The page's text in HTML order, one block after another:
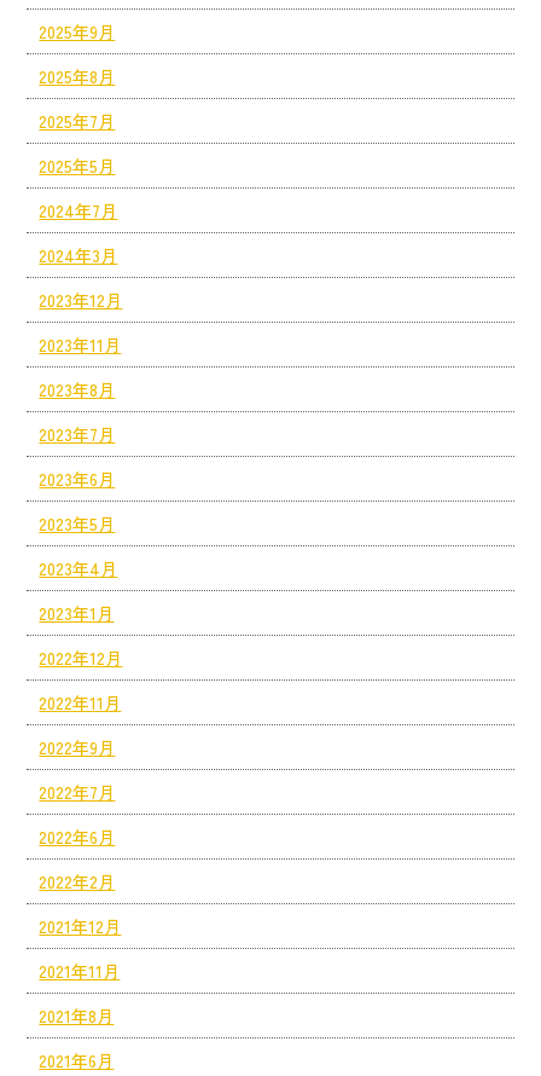
2025年9月
2025年8月
2025年7月
2025年5月
2024年7月
2024年3月
2023年12月
2023年11月
2023年8月
2023年7月
2023年6月
2023年5月
2023年4月
2023年1月
2022年12月
2022年11月
2022年9月
2022年7月
2022年6月
2022年2月
2021年12月
2021年11月
2021年8月
2021年6月